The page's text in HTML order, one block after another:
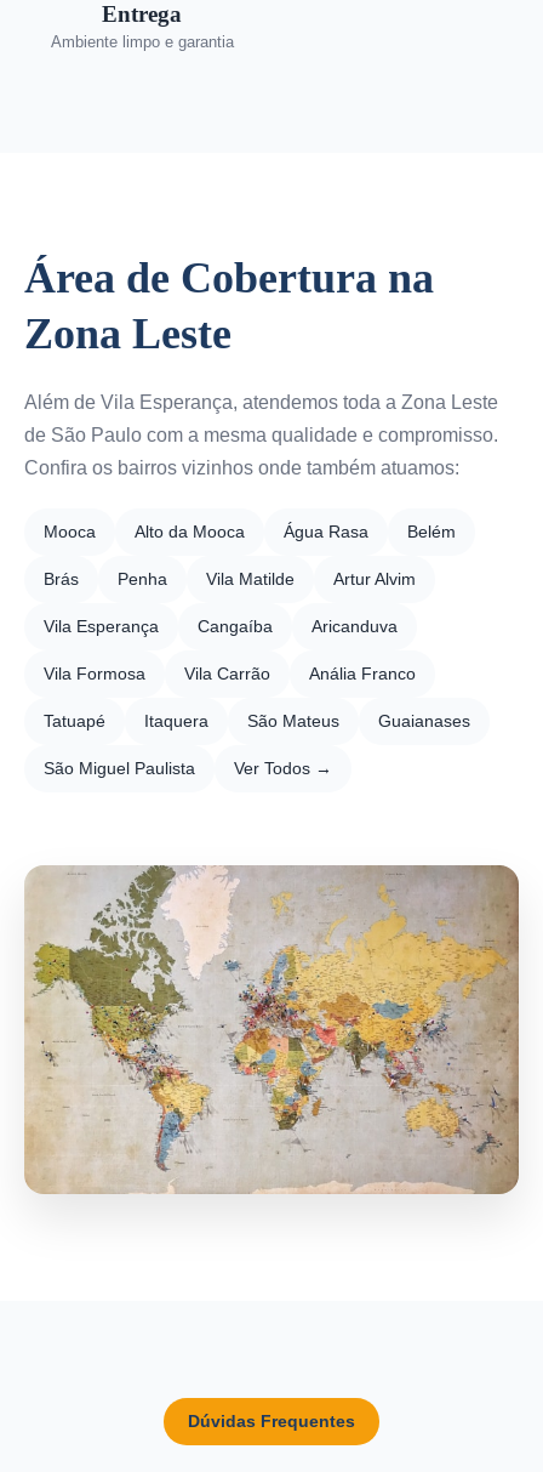
Entrega
Ambiente limpo e garantia
Área de Cobertura na
Zona Leste
Além de Vila Esperança, atendemos toda a Zona Leste
de São Paulo com a mesma qualidade e compromisso.
Confira os bairros vizinhos onde também atuamos:
Mooca Alto da Mooca Água Rasa Belém
Brás Penha Vila Matilde Artur Alvim
Vila Esperança Cangaíba Aricanduva
Vila Formosa Vila Carrão Anália Franco
Tatuapé Itaquera São Mateus Guaianases
São Miguel Paulista Ver Todos →
Dúvidas Frequentes